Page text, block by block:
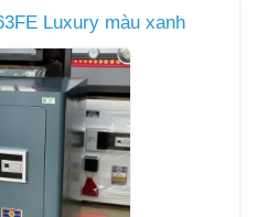
Luxury màu xanh